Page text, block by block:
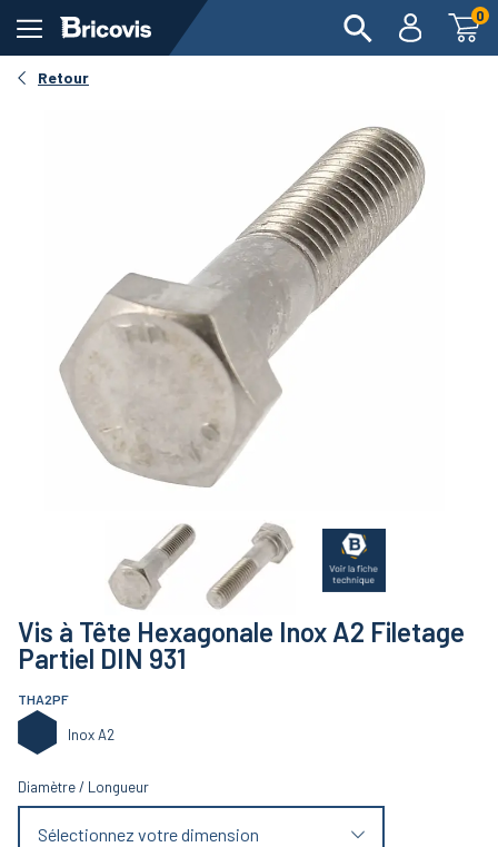
0
Retour
Vis à Tête Hexagonale Inox A2 Filetage
Partiel DIN 931
THA2PF
Inox A2
Diamètre/ Longueur
Sélectionnez votre dimension